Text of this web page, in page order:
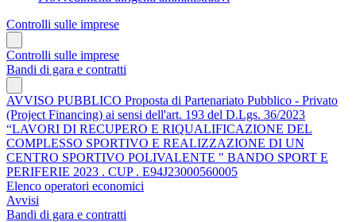
Controlli sulle imprese
Controlli sulle imprese
Bandi di gara e contratti
AVVISO PUBBLICO Proposta di Partenariato Pubblico - Privato
(Project Financing) ai sensi dell'art. 193 del D.Lgs. 36/2023
“LAVORI DI RECUPERO E RIQUALIFICAZIONE DEL
COMPLESSO SPORTIVO E REALIZZAZIONE DI UN
CENTRO SPORTIVO POLIVALENTE " BANDO SPORT E
PERIFERIE 2023 . CUP . E94J23000560005
Elenco operatori economici
Avvisi
Bandi di gara e contratti